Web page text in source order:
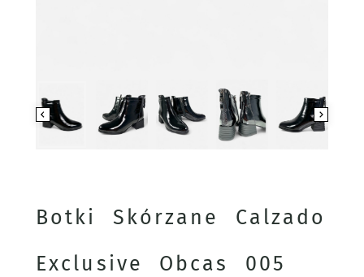
Botki Skórzane Calzado
Exclusive Obcas 005